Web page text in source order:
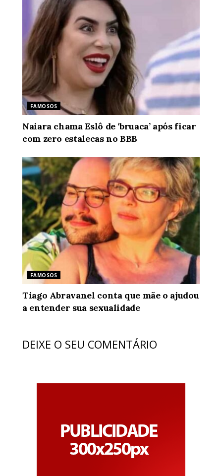
FAMOSOS
Naiara chama Eslô de ‘bruaca’ após ficar
com zero estalecas no BBB
FAMOSOS
Tiago Abravanel conta que mãe o ajudou
a entender sua sexualidade
DEIXE O SEU COMENTÁRIO